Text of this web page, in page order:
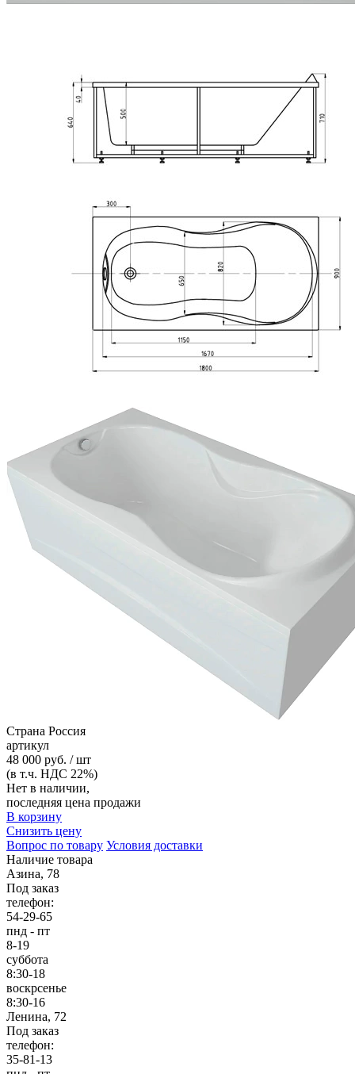
Страна Россия
артикул
48 000 руб. / шт
(в т.ч. НДС 22%)
Нет в наличии,
последняя цена продажи
В корзину
Снизить цену
Вопрос по товару Условия доставки
Наличие товара
Азина, 78
Под заказ
телефон:
54-29-65
пнд - пт
8-19
суббота
8:30-18
воскрсенье
8:30-16
Ленина, 72
Под заказ
телефон:
35-81-13